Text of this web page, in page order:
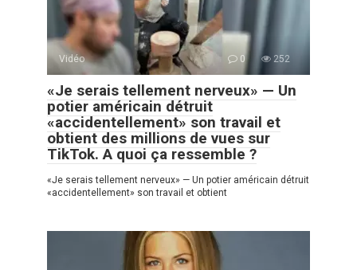
Vidéo 0 252
«Je serais tellement nerveux» — Un
potier américain détruit
«accidentellement» son travail et
obtient des millions de vues sur
TikTok. A quoi ça ressemble ?
«Je serais tellement nerveux» — Un potier américain détruit
«accidentellement» son travail et obtient